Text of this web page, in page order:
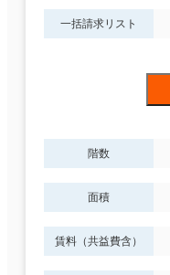
一括請求リスト
階数
面積
賃料（共益費含）